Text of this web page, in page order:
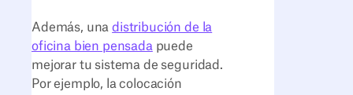
Además, unadistribución de la
oficina bien pensada puede
mejorar tu sistema de seguridad.
Por ejemplo, la colocación